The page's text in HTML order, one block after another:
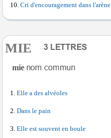
Cri d'encouragement dans l'arène
MIE
mie
Elle a des alvéoles
Dans le pain
Elle est souvent en boule